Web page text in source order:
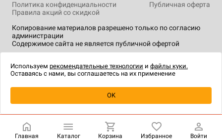
Уведомить о наличии
Копирование материалов разрешено только по согласию
администрации
Содержимое сайта не является публичной офертой
Политика конфиденциальности
Публичная оферта
Правила акций со скидкой
технологии.
Главная Каталог Корзина Избранное Войти
Используем рекомендательные технологии и файлы куки.
Оставаясь с нами, вы соглашаетесь на их применение
OK